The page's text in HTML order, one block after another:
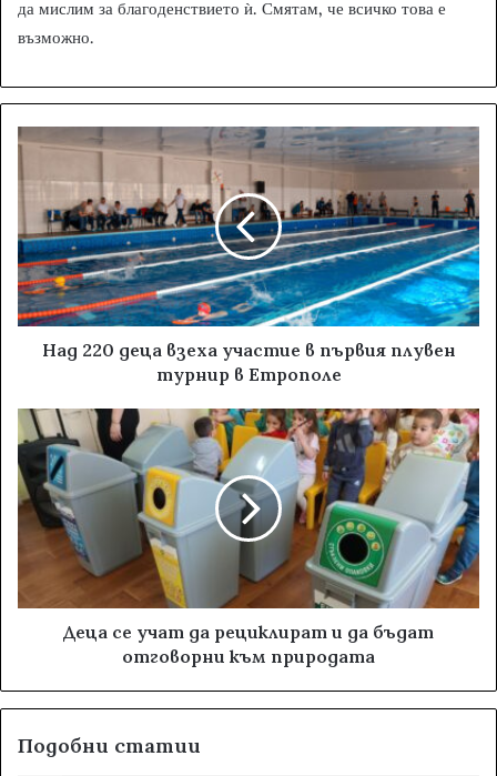
да мислим за благоденствието ѝ. Смятам, че всичко това е
възможно.
Над 220 деца взеха участие в първия плувен
турнир в Етрополе
Деца се учат да рециклират и да бъдат
отговорни към природата
Подобни статии